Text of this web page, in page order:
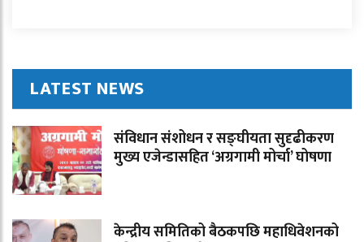
LATEST NEWS
संविधान संशोधन र सङ्घीयता सुदृढीकरण
मुख्य एजेन्डासहित ‘अग्रगामी मोर्चा’ घोषणा
केन्द्रीय समितिको बैठकपछि महाधिवेशनको